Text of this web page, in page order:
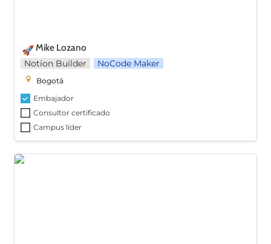
🚀 Mike Lozano
Notion Builder NoCode Maker
Bogotá
Embajador
Consultor certificado
Campus líder
Lidia Alarcón